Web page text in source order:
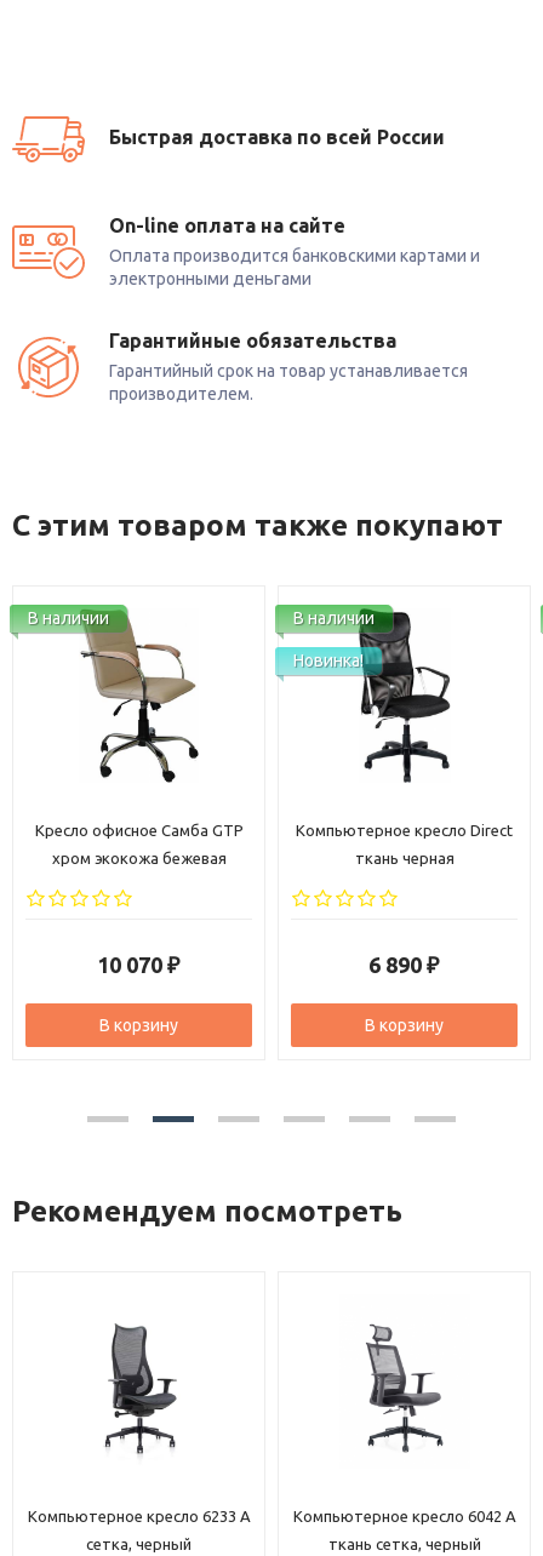
Быстрая доставка по всей России
On-line оплата на сайте
Оплата производится банковскими картами и
электронными деньгами
Гарантийные обязательства
Гарантийный срок на товар устанавливается
производителем.
С этим товаром также покупают
В наличии
Кресло офисное Самба GTP
хром экокожа бежевая
10 070 ₽
В корзину
В наличии
Новинка!
Компьютерное кресло Direct
ткань черная
6 890 ₽
В корзину
Рекомендуем посмотреть
Компьютерное кресло 6233 A
сетка, черный
Компьютерное кресло 6042 A
ткань сетка, черный